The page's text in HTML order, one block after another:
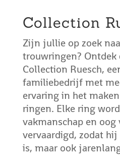
Collection
Zijn jullie op zoek
trouwringen? Ontdek
Collection Ruesch,
familiebedrijf met
ervaring in het
ringen. Elke ring
vakmanschap en oog
vervaardigd, zodat
is, maar ook